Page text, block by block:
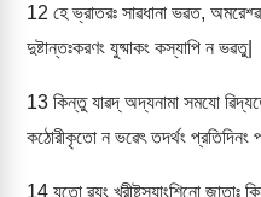
12 হে ভ্রাতরঃ সাৱধানা ভৱত,
দুষ্টান্তঃকরণং যুষ্মাকং কস্যাপি ন ভৱতু|
13 কিন্তু যাৱদ্ অদ্যনামা সমযো
কঠোরীকৃতো ন ভৱেৎ তদর্থং প্রতিদিনং
14 যতো ৱযং খ্রীষ্টস্যাংশিনো জাতাঃ